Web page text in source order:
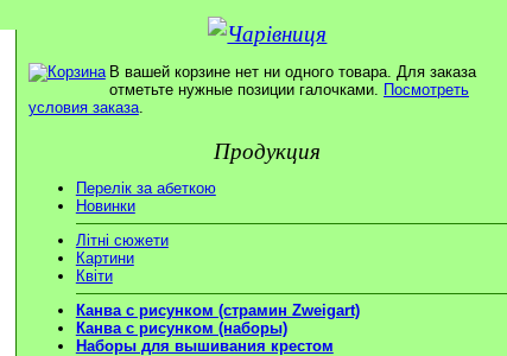
В вашей корзине нет ни одного товара. Для заказа
отметьте нужные позиции галочками. Посмотреть
условия заказа.
Продукция
Перелік за абеткою
Новинки
Літні сюжети
Картини
Квіти
Канва с рисунком (страмин Zweigart)
Канва с рисунком (наборы)
Наборы для вышивания крестом